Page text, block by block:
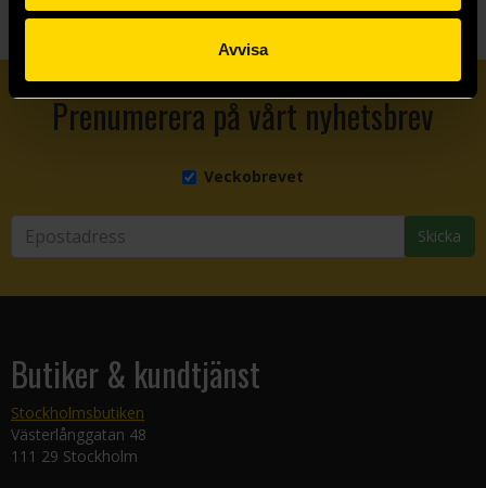
Avvisa
Prenumerera på vårt nyhetsbrev
Veckobrevet
Skicka
Butiker & kundtjänst
Stockholmsbutiken
Västerlånggatan 48
111 29 Stockholm